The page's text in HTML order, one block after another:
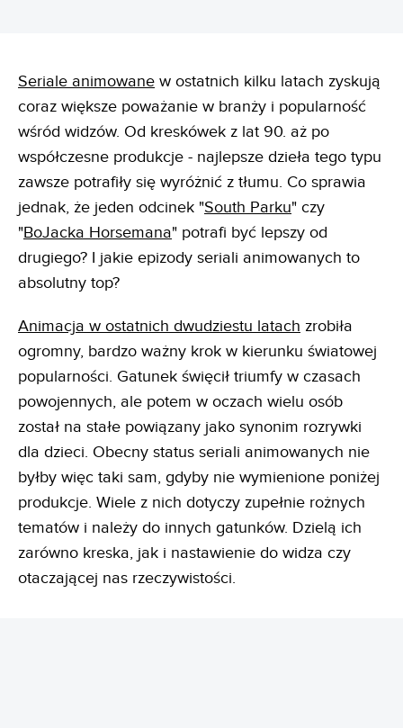
Seriale animowane w ostatnich kilku latach zyskują
coraz większe poważanie w branży i popularność
wśród widzów. Od kreskówek z lat 90. aż po
współczesne produkcje - najlepsze dzieła tego typu
zawsze potrafiły się wyróżnić z tłumu. Co sprawia
jednak, że jeden odcinek "South Parku" czy
"BoJacka Horsemana" potrafi być lepszy od
drugiego? I jakie epizody seriali animowanych to
absolutny top?
Animacja w ostatnich dwudziestu latach zrobiła
ogromny, bardzo ważny krok w kierunku światowej
popularności. Gatunek święcił triumfy w czasach
powojennych, ale potem w oczach wielu osób
został na stałe powiązany jako synonim rozrywki
dla dzieci. Obecny status seriali animowanych nie
byłby więc taki sam, gdyby nie wymienione poniżej
produkcje. Wiele z nich dotyczy zupełnie rożnych
tematów i należy do innych gatunków. Dzielą ich
zarówno kreska, jak i nastawienie do widza czy
otaczającej nas rzeczywistości.